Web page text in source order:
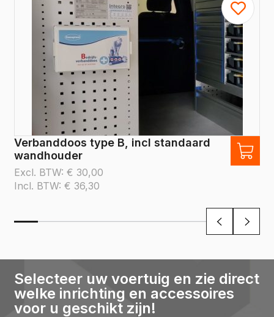
Verbanddoos type B, incl standaard
wandhouder
Excl. BTW: € 30,00
Incl. BTW: € 36,30
Selecteer uw voertuig en zie direct
welke inrichting en accessoires
voor u geschikt zijn!